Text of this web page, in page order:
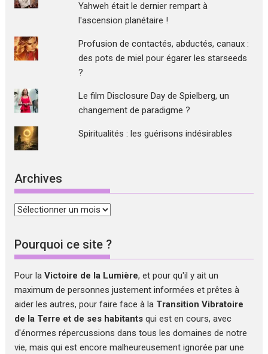
Yahweh était le dernier rempart à
l'ascension planétaire !
Profusion de contactés, abductés, canaux :
des pots de miel pour égarer les starseeds
?
Le film Disclosure Day de Spielberg, un
changement de paradigme ?
Spiritualités : les guérisons indésirables
Archives
Archives
Pourquoi ce site ?
Pour laVictoire de la Lumière, et pour qu'il y ait un
maximum de personnes justement informées et prêtes à
aider les autres, pour faire face à la Transition Vibratoire
de la Terre et de ses habitants qui est en cours, avec
d'énormes répercussions dans tous les domaines de notre
vie, mais qui est encore malheureusement ignorée par une